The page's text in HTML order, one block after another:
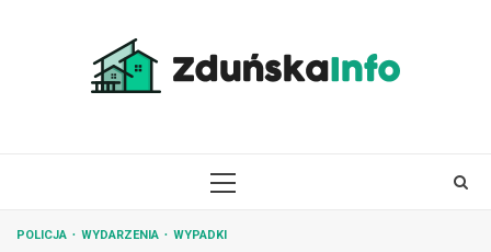
PRIMARY
POLICJA WYDARZENIA WYPADKI